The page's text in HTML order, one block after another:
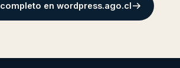
en wordpress.ago.cl